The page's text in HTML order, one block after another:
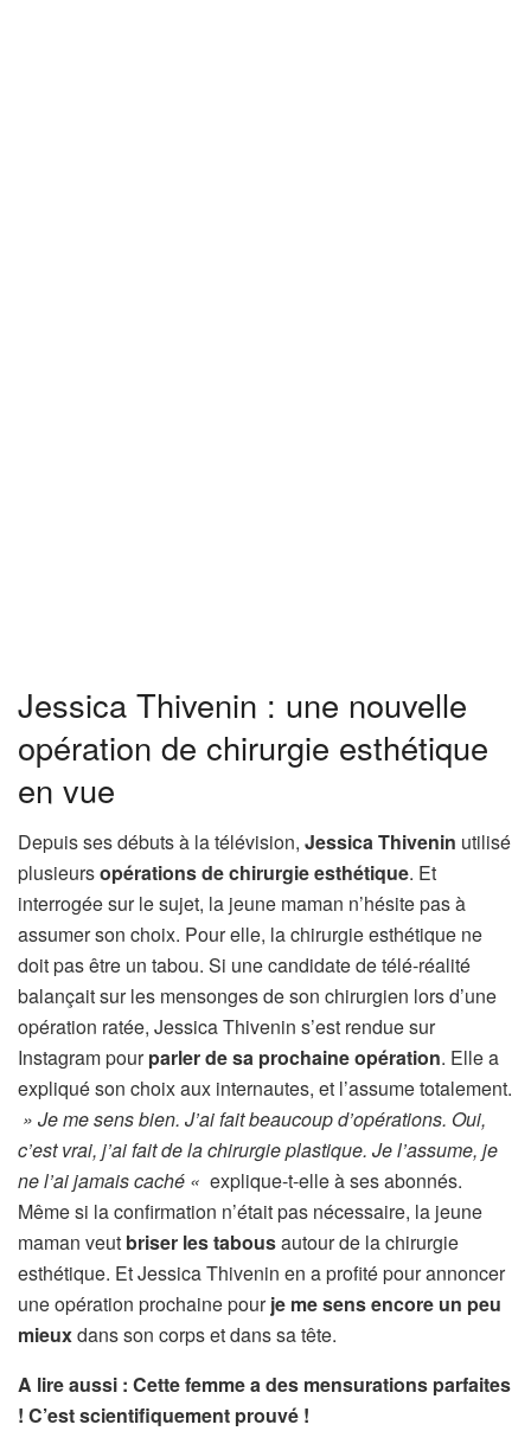
Jessica Thivenin : une nouvelle
opération de chirurgie esthétique
en vue
Depuis ses débuts à la télévision, Jessica Thivenin utilisé
plusieursopérations de chirurgie esthétique. Et
interrogée sur le sujet, la jeune maman n’hésite pas à
assumer son choix. Pour elle, la chirurgie esthétique ne
doit pas être un tabou. Si une candidate de télé-réalité
balançait sur les mensonges de son chirurgien lors d’une
opération ratée, Jessica Thivenin s’est rendue sur
Instagram pourparler de sa prochaine opération. Elle a
expliqué son choix aux internautes, et l’assume totalement.
» Je me sens bien. J’ai fait beaucoup d’opérations. Oui,
c’est vrai, j’ai fait de la chirurgie plastique. Je l’assume, je
ne l’ai jamais caché « explique-t-elle à ses abonnés.
Même si la confirmation n’était pas nécessaire, la jeune
maman veut briser les tabousautour de la chirurgie
esthétique. Et Jessica Thivenin en a profité pour annoncer
une opération prochaine pourje me sens encore un peu
mieuxdans son corps et dans sa tête.
A lire aussi : Cette femme a des mensurations parfaites
! C’est scientifiquement prouvé !